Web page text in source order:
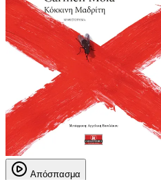
Απόσπασμα